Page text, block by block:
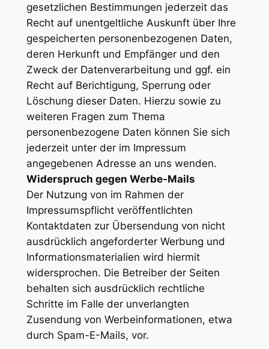
gesetzlichen Bestimmungen jederzeit das
Recht auf unentgeltliche Auskunft über Ihre
gespeicherten personenbezogenen Daten,
deren Herkunft und Empfänger und den
Zweck der Datenverarbeitung und ggf. ein
Recht auf Berichtigung, Sperrung oder
Löschung dieser Daten. Hierzu sowie zu
weiteren Fragen zum Thema
personenbezogene Daten können Sie sich
jederzeit unter der im Impressum
angegebenen Adresse an uns wenden.
Widerspruch gegen Werbe-Mails
Der Nutzung von im Rahmen der
Impressumspflicht veröffentlichten
Kontaktdaten zur Übersendung von nicht
ausdrücklich angeforderter Werbung und
Informationsmaterialien wird hiermit
widersprochen. Die Betreiber der Seiten
behalten sich ausdrücklich rechtliche
Schritte im Falle der unverlangten
Zusendung von Werbeinformationen, etwa
durch Spam-E-Mails, vor.